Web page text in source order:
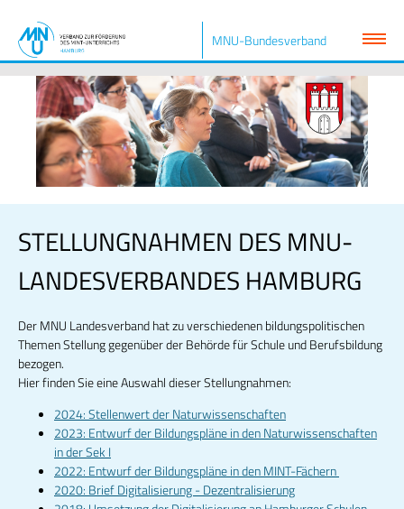
MNU-Bundesverband
STELLUNGNAHMEN DES MNU-
LANDESVERBANDES HAMBURG
Der MNU Landesverband hat zu verschiedenen bildungspolitischen
Themen Stellung gegenüber der Behörde für Schule und Berufsbildung
bezogen.
Hier finden Sie eine Auswahl dieser Stellungnahmen:
2024: Stellenwert der Naturwissenschaften
2023: Entwurf der Bildungspläne in den Naturwissenschaften
in der Sek I
2022: Entwurf der Bildungspläne in den MINT-Fächern
2020: Brief Digitalisierung - Dezentralisierung